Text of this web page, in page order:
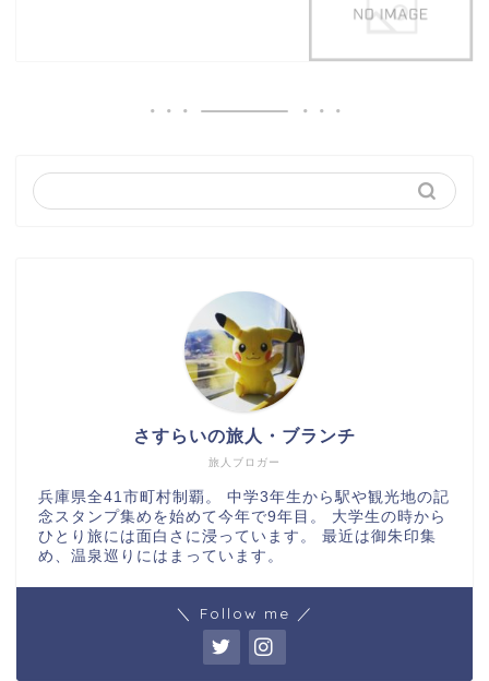
旅人ブロガー
さすらいの旅人・ブランチ
兵庫県全41市町村制覇。 中学3年生から駅や観光地の記
念スタンプ集めを始めて今年で9年目。 大学生の時から
ひとり旅には面白さに浸っています。 最近は御朱印集
め、温泉巡りにはまっています。
＼ Follow me ／